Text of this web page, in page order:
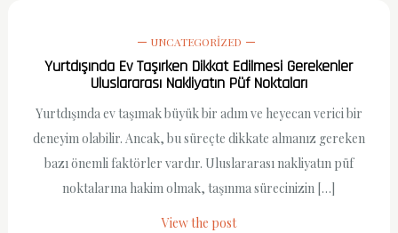
UNCATEGORIZED
Yurtdışında Ev Taşırken Dikkat Edilmesi Gerekenler
Uluslararası Nakliyatın Püf Noktaları
Yurtdışında ev taşımak büyük bir adım ve heyecan verici bir
deneyim olabilir. Ancak, bu süreçte dikkate almanız gereken
bazı önemli faktörler vardır. Uluslararası nakliyatın püf
noktalarına hakim olmak, taşınma sürecinizin […]
View the post